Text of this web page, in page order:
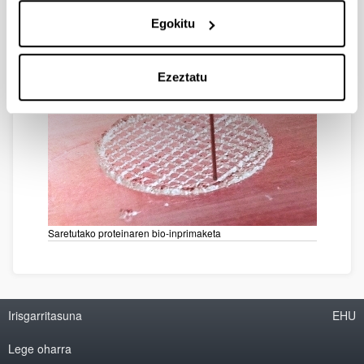
Egokitu
Ezeztatu
Saretutako proteinaren bio-inprimaketa
Irisgarritasuna
Lege oharra
EHU